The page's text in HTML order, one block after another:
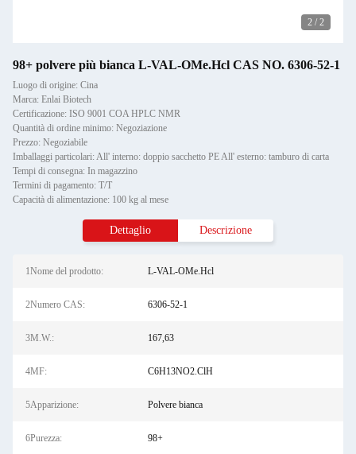
2 / 2
98+ polvere più bianca L-VAL-OMe.Hcl CAS NO. 6306-52-1
Luogo di origine: Cina
Marca: Enlai Biotech
Certificazione: ISO 9001 COA HPLC NMR
Quantità di ordine minimo: Negoziazione
Prezzo: Negoziabile
Imballaggi particolari: All' interno: doppio sacchetto PE All' esterno: tamburo di carta
Tempi di consegna: In magazzino
Termini di pagamento: T/T
Capacità di alimentazione: 100 kg al mese
Dettaglio Descrizione
1Nome del prodotto: L-VAL-OMe.Hcl
2Numero CAS: 6306-52-1
3M.W.: 167,63
4MF: C6H13NO2.ClH
5Apparizione: Polvere bianca
6Purezza: 98+